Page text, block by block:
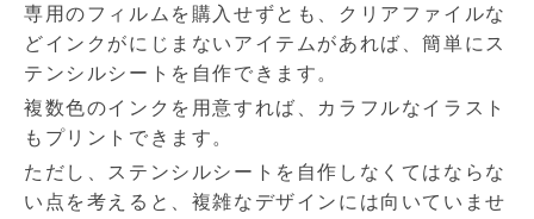
専用のフィルムを購入せずとも、クリアファイルな
どインクがにじまないアイテムがあれば、簡単にス
テンシルシートを自作できます。
複数色のインクを用意すれば、カラフルなイラスト
もプリントできます。
ただし、ステンシルシートを自作しなくてはならな
い点を考えると、複雑なデザインには向いていませ